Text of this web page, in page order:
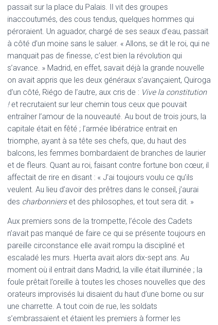
passait sur la place du Palais. Il vit des groupes
inaccoutumés, des cous tendus, quelques hommes qui
péroraient. Un aguador, chargé de ses seaux d’eau, passait
à côté d’un moine sans le saluer. « Allons, se dit le roi, qui ne
manquait pas de finesse, c’est bien la révolution qui
s’avance. » Madrid, en effet, savait déjà la grande nouvelle
on avait appris que les deux généraux s’avançaient, Quiroga
d’un côté, Riégo de l’autre, aux cris de : Vive la constitution
!et recrutaient sur leur chemin tous ceux que pouvait
entraîner l’amour de la nouveauté. Au bout de trois jours, la
capitale était en fêté ; l’armée libératrice entrait en
triomphe, ayant à sa tête ses chefs, que, du haut des
balcons, les femmes bombardaient de branches de laurier
et de fleurs. Quant au roi, faisant contre fortune bon cœur, il
affectait de rire en disant : « J’ai toujours voulu ce qu’ils
veulent. Au lieu d’avoir des prêtres dans le conseil, j’aurai
des charbonnierset des philosophes, et tout sera dit. »
Aux premiers sons de la trompette, l’école des Cadets
n’avait pas manqué de faire ce qui se présente toujours en
pareille circonstance elle avait rompu la discipliné et
escaladé les murs. Huerta avait alors dix-sept ans. Au
moment où il entrait dans Madrid, la ville était illuminée ; la
foule prêtait l’oreille à toutes les choses nouvelles que des
orateurs improvisés lui disaient du haut d’une borne ou sur
une charrette. A tout coin de rue, les soldats
s’embrassaient et étaient les premiers à former les